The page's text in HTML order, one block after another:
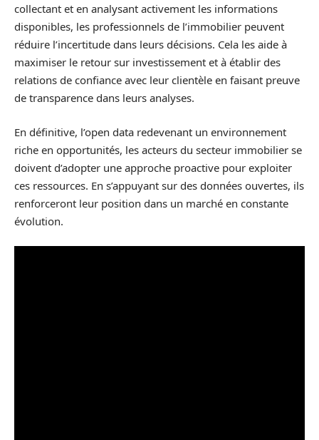
collectant et en analysant activement les informations
disponibles, les professionnels de l’immobilier peuvent
réduire l’incertitude dans leurs décisions. Cela les aide à
maximiser le retour sur investissement et à établir des
relations de confiance avec leur clientèle en faisant preuve
de transparence dans leurs analyses.
En définitive, l’open data redevenant un environnement
riche en opportunités, les acteurs du secteur immobilier se
doivent d’adopter une approche proactive pour exploiter
ces ressources. En s’appuyant sur des données ouvertes, ils
renforceront leur position dans un marché en constante
évolution.